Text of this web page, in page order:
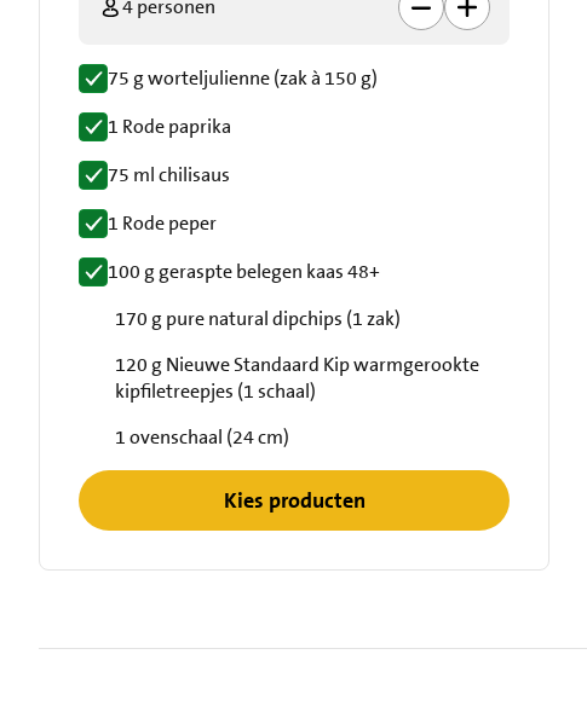
4 personen
75 g worteljulienne (zak à 150 g)
1 Rode paprika
75 ml chilisaus
1 Rode peper
100 g geraspte belegen kaas 48+
170 g pure natural dipchips (1 zak)
120 g Nieuwe Standaard Kip warmgerookte
kipfiletreepjes (1 schaal)
1 ovenschaal (24 cm)
Kies producten